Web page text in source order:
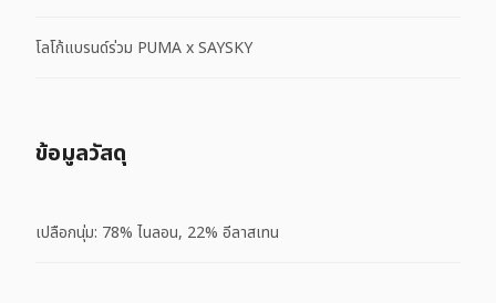
โลโก้แบรนด์ร่วม PUMA x SAYSKY
ข้อมูลวัสดุ
เปลือกนุ่ม: 78% ไนลอน, 22% อีลาสเทน